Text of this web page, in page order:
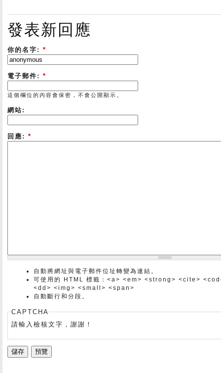
發表新回應
你的名字: *
電子郵件: *
這個欄位的內容會保密，不會公開顯示。
網站:
回應: *
自動將網址與電子郵件位址轉變為連結。
可使用的 HTML 標籤：<a> <em> <strong> <cite>
<dd> <img> <small> <span>
自動斷行和分段。
CAPTCHA
請輸入檢核文字，謝謝！